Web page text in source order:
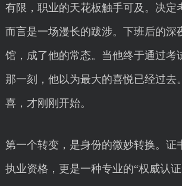
有限，职业的天花板触手可及。决定
而言是一场漫长的跋涉。下班后的深
馆，成了他的常态。当他终于通过考
那一刻，他以为最大的喜悦已经过去
喜，才刚刚开始。
第一个转变，是身份的微妙转换。证
执业资格，更是一种专业的“权威认